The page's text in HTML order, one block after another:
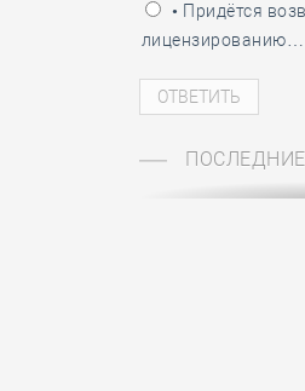
• Придётся
лицензированию…